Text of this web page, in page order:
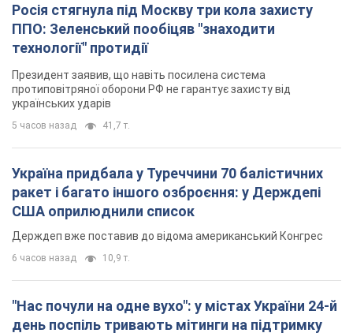
Росія стягнула під Москву три кола захисту
ППО: Зеленський пообіцяв "знаходити
технології" протидії
Президент заявив, що навіть посилена система
протиповітряної оборони РФ не гарантує захисту від
українських ударів
5 часов назад 41,7 т.
Україна придбала у Туреччини 70 балістичних
ракет і багато іншого озброєння: у Держдепі
США оприлюднили список
Держдеп вже поставив до відома американський Конгрес
6 часов назад 10,9 т.
"Нас почули на одне вухо": у містах України 24-й
день поспіль тривають мітинги на підтримку